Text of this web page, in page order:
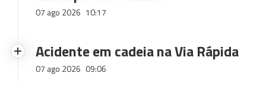
07 ago 2026 10:17
Acidente em cadeia na Via Rápida
07 ago 2026 09:06